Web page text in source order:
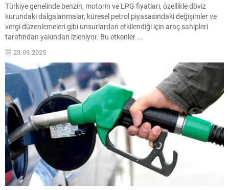
Türkiye genelinde benzin, motorin ve LPG fiyatları, özellikle döviz
kurundaki dalgalanmalar, küresel petrol piyasasındaki değişimler ve
vergi düzenlemeleri gibi unsurlardan etkilendiği için araç sahipleri
tarafından yakından izleniyor. Bu etkenler ...
23.09.2025